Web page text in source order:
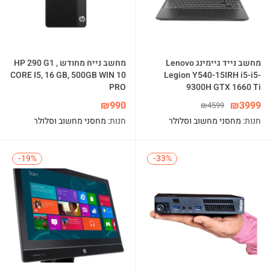
מחשב נייד גיימינג Lenovo
Legion Y540-15IRH i5-i5-
9300H GTX 1660 Ti
₪3999
₪4599
חנות: מחסני מחשוב וסלולר
מחשב נייח מחודש HP 290 G1 ,
CORE I5, 16 GB, 500GB WIN 10
PRO
₪990
חנות: מחסני מחשוב וסלולר
-33%
-19%